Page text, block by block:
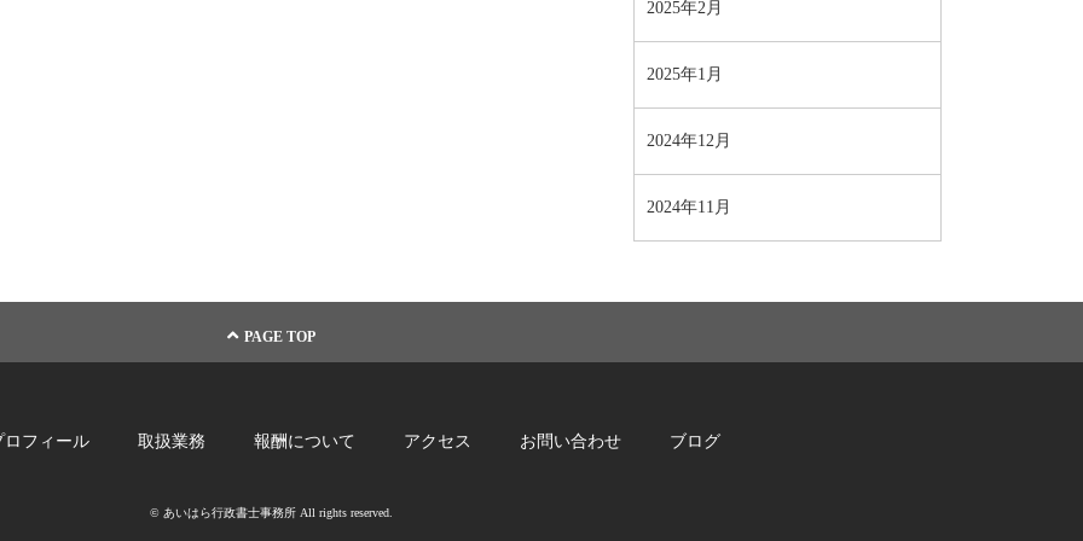
2025年2月
2025年1月
2024年12月
2024年11月
PAGE TOP
ロフィール 取扱業務 報酬について アクセス お問い合わせ ブログ
© あいはら行政書士事務所 All rights reserved.